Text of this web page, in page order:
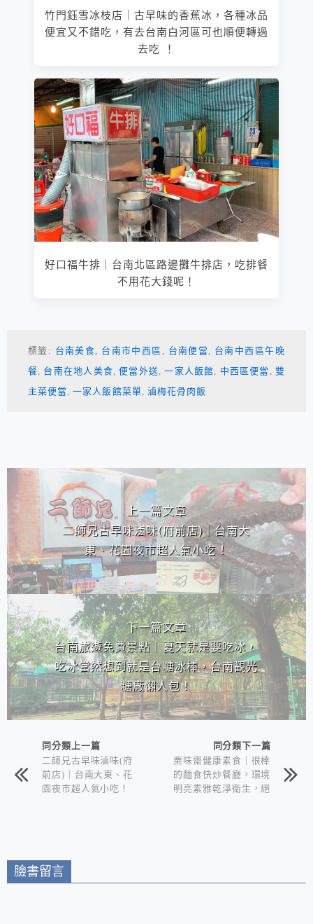
竹門鈺雪冰枝店｜古早味的香蕉冰，各種冰品
便宜又不錯吃，有去台南白河區可也順便轉過
去吃 ！
好口福牛排｜台南北區路邊攤牛排店，吃排餐
不用花大錢呢！
標籤: 台南美食, 台南市中西區 , 台南便當 , 台南中西區午晚
餐, 台南在地人美食,便當外送,一家人飯館, 中西區便當 , 雙
主菜便當 ,一家人飯館菜單, 滷梅花骨肉飯
相連文章
上一篇文章
二師兄古早味滷味(府前店)｜台南大
東、花園夜市超人氣小吃！
下一篇文章
台南旅遊免費景點｜夏天就是要吃冰，
吃冰當然想到就是台糖冰棒，台南觀光
糖廠懶人包！
同分類上一篇
二師兄古早味滷味(府
前店)｜台南大東、花
園夜市超人氣小吃！
同分類下一篇
粟味齋健康素食｜很棒
的麵食快炒餐廳，環境
明亮素雅乾淨衛生，絕
臉書留言